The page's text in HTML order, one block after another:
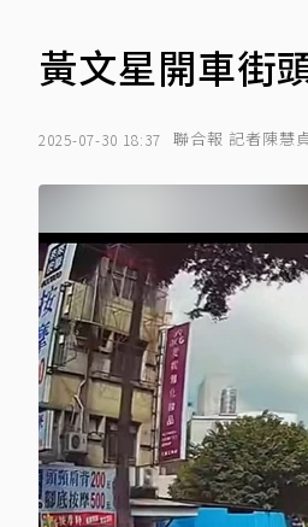
黃文星開車街
2025-07-30 18:37 聯合報 記者陳慧